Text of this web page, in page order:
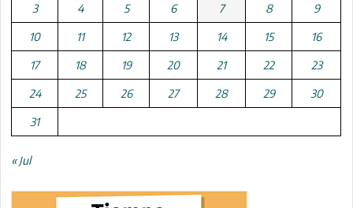
3 4 5 6 7 8 9
10 11 12 13 14 15 16
17 18 19 20 21 22 23
24 25 26 27 28 29 30
31
« Jul